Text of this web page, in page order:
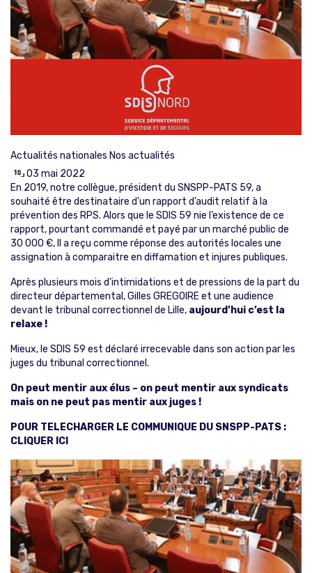
Actualités nationales Nos actualités
03 mai 2022
En 2019, notre collègue, président du SNSPP-PATS 59, a
souhaité être destinataire d’un rapport d’audit relatif à la
prévention des RPS. Alors que le SDIS 59 nie l’existence de ce
rapport, pourtant commandé et payé par un marché public de
30 000 €, Il a reçu comme réponse des autorités locales une
assignation à comparaitre en diffamation et injures publiques.
Après plusieurs mois d’intimidations et de pressions de la part du
directeur départemental, Gilles GREGOIRE et une audience
devant le tribunal correctionnel de Lille, aujourd’hui c’est la
relaxe !
Mieux, le SDIS 59 est déclaré irrecevable dans son action par les
juges du tribunal correctionnel.
On peut mentir aux élus – on peut mentir aux syndicats
mais on ne peut pas mentir aux juges !
POUR TELECHARGER LE COMMUNIQUE DU SNSPP-PATS :
CLIQUER ICI